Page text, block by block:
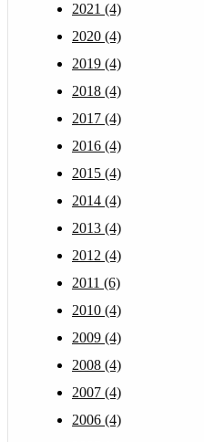
2021 (4)
2020 (4)
2019 (4)
2018 (4)
2017 (4)
2016 (4)
2015 (4)
2014 (4)
2013 (4)
2012 (4)
2011 (6)
2010 (4)
2009 (4)
2008 (4)
2007 (4)
2006 (4)